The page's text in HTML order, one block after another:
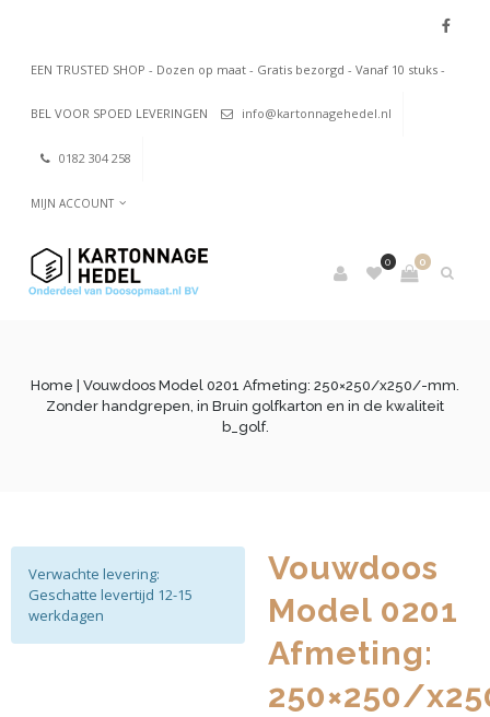
EEN TRUSTED SHOP - Dozen op maat - Gratis bezorgd - Vanaf 10 stuks -
BEL VOOR SPOED LEVERINGEN info@kartonnagehedel.nl
0182 304 258
MIJN ACCOUNT
0
0
Home | Vouwdoos Model 0201 Afmeting: 250×250/x250/-mm.
Zonder handgrepen, in Bruin golfkarton en in de kwaliteit
b_golf.
Vouwdoos
Model 0201
Afmeting:
250×250/
Verwachte levering:
Geschatte levertijd 12-15
werkdagen